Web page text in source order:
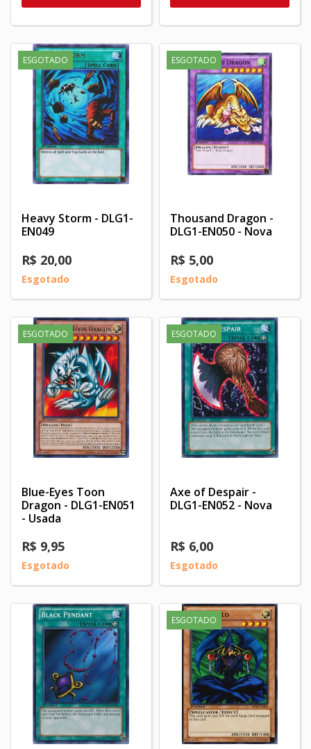
ESGOTADO
Heavy Storm - DLG1-
EN049
R$ 20,00
Esgotado
ESGOTADO
Thousand Dragon -
DLG1-EN050 - Nova
R$ 5,00
Esgotado
ESGOTADO
Blue-Eyes Toon
Dragon - DLG1-EN051
- Usada
R$ 9,95
Esgotado
ESGOTADO
Axe of Despair -
DLG1-EN052 - Nova
R$ 6,00
Esgotado
ESGOTADO